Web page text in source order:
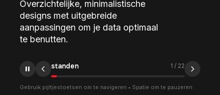
Overzichtelijke, minimalistische
designs met uitgebreide
aanpassingen om je data optimaal
te benutten.
relatief 2 / 22
Gebruik pijltjestoetsen om te navigeren • Spatie om te pauzeren